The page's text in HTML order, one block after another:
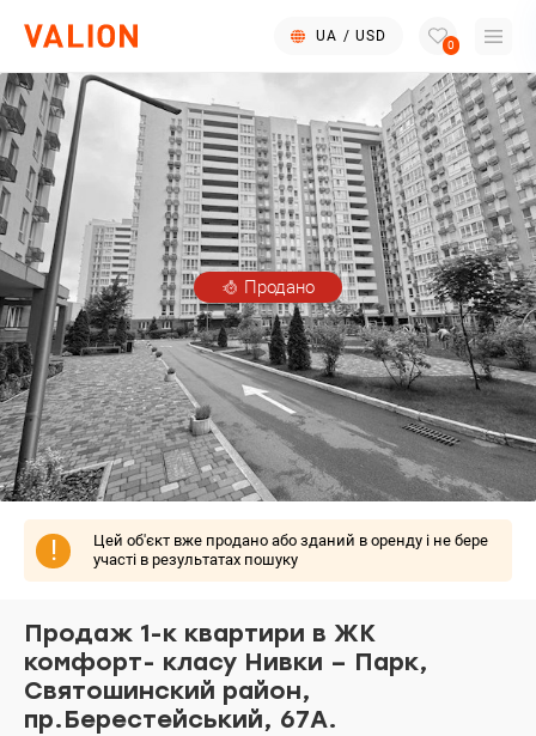
UA / USD
0
Продано
!
Цей об'єкт вже продано або зданий в оренду і не бере
участі в результатах пошуку
Продаж 1-к квартири в ЖК
комфорт- класу Нивки – Парк,
Святошинский район,
пр.Берестейський, 67А.